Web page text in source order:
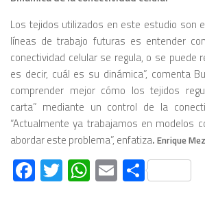
Los tejidos utilizados en este estudio son
líneas de trabajo futuras es entender
conectividad celular se regula, o se puede
es decir, cuál es su dinámica”, comenta
comprender mejor cómo los tejidos
carta” mediante un control de la
“Actualmente ya trabajamos en modelos
abordar este problema”, enfatiza. Enrique
Facebook
Twitter
WhatsApp
Email